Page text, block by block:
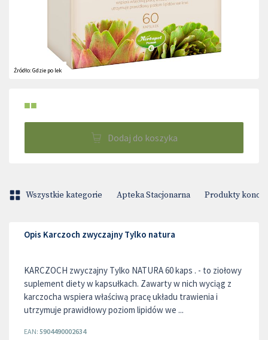
Źródło:Gdzie po lek
■■
Dodaj do koszyka
Wszystkie kategorie Apteka Stacjonarna Produkty
Opis Karczoch zwyczajny Tylko natura
KARCZOCH zwyczajny Tylko NATURA 60 kaps . - to ziołowy
suplement diety w kapsułkach. Zawarty w nich wyciąg z
karczocha wspiera właściwą pracę układu trawienia i
utrzymuje prawidłowy poziom lipidów we ...
EAN: 5904490002634